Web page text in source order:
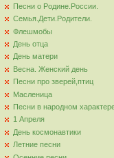
Песни о Родине.России.
Семья.Дети.Родители.
Флешмобы
День отца
День матери
Весна. Женский день
Песни про зверей,птиц
Масленица
Песни в народном
1 Апреля
День космонавтики
Летние песни